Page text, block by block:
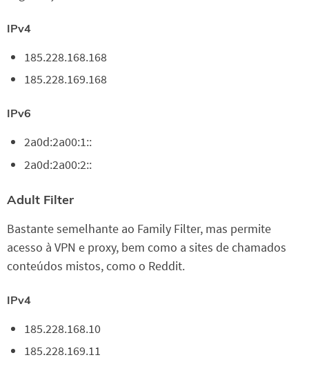
IPv4
185.228.168.168
185.228.169.168
IPv6
2a0d:2a00:1::
2a0d:2a00:2::
Adult Filter
Bastante semelhante ao Family Filter, mas permite
acesso à VPN e proxy, bem como a sites de chamados
conteúdos mistos, como o Reddit.
IPv4
185.228.168.10
185.228.169.11